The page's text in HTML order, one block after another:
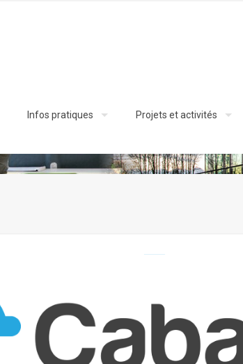
Infos pratiques Projets et activités